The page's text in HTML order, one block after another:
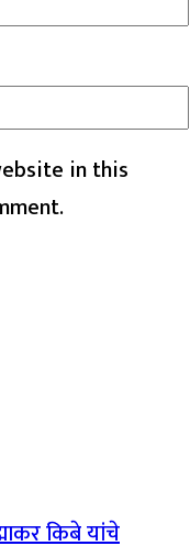
in this